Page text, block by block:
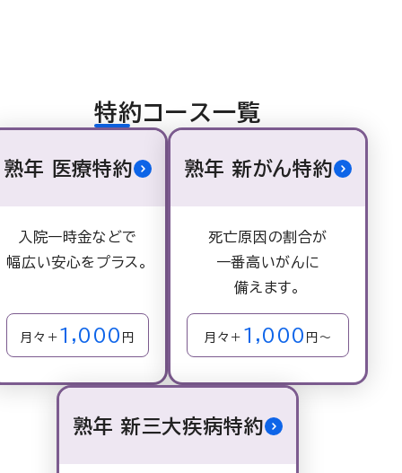
特約コース一覧
熟年 医療特約
入院一時金などで
幅広い安心をプラス。
月々＋ 1,000 円
熟年 新がん特約
死亡原因の割合が
一番高いがんに
備えます。
月々＋ 1,000 円～
熟年 新三大疾病特約